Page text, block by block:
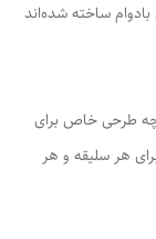
ساخته شده‌اند
چه طرحی خاص برای
هر سلیقه و هر